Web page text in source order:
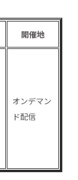
開催地
オンデマン
ド配信